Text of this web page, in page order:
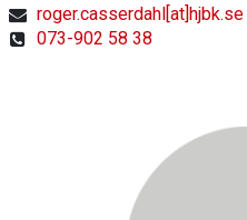
roger.casserdahl[at]hjbk.se
073-902 58 38